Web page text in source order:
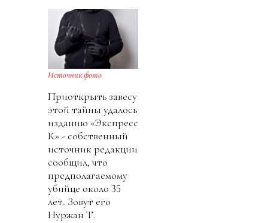
Источник фото
Приоткрыть завесу
этой тайны удалось
изданию «Экспресс
К» - собственный
источник редакции
сообщил, что
предполагаемому
убийце около 35
лет. Зовут его
Нуржан Т.